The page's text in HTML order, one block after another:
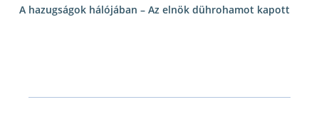
A hazugságok hálójában – Az elnök dührohamot kapott